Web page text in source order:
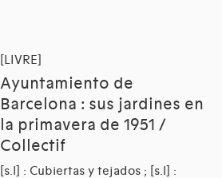
[LIVRE]
Ayuntamiento de
Barcelona : sus jardines en
la primavera de 1951 /
Collectif
[s.l] : Cubiertas y tejados ; [s.l] :